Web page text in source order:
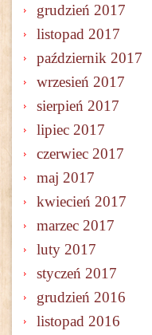
grudzień 2017
listopad 2017
październik 2017
wrzesień 2017
sierpień 2017
lipiec 2017
czerwiec 2017
maj 2017
kwiecień 2017
marzec 2017
luty 2017
styczeń 2017
grudzień 2016
listopad 2016